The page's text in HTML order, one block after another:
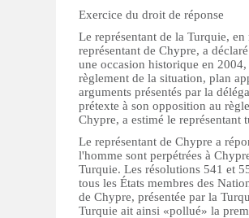
Exercice du droit de réponse
Le représentant de la Turquie,
représentant de Chypre, a
une occasion historique en
règlement de la situation, plan
arguments présentés par la
prétexte à son opposition au
Chypre, a estimé le représentant
Le représentant de Chypre a
l'homme sont perpétrées à
Turquie. Les résolutions 541 et
tous les États membres des
de Chypre, présentée par la
Turquie ait ainsi «pollué» la